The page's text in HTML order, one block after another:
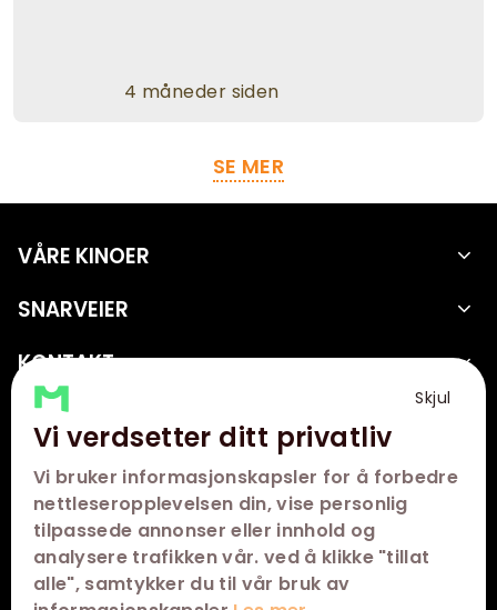
Skjul
Vi verdsetter ditt privatliv
Vi bruker informasjonskapsler for å forbedre
nettleseropplevelsen din, vise personlig
tilpassede annonser eller innhold og
analysere trafikken vår. ved å klikke "tillat
alle", samtykker du til vår bruk av
4 måneder siden
SE MER
VÅRE KINOER
SNARVEIER
KONTAKT
FØLG OSS